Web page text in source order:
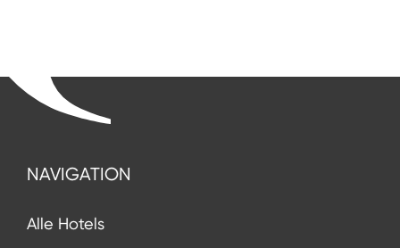
NAVIGATION
Alle Hotels